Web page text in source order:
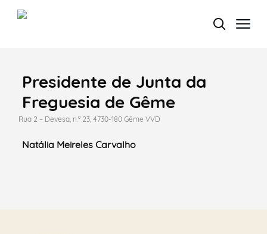
Termo de Pesquisa
Presidente de Junta da
Freguesia de Gême
Rua 2 – Devesa, n.º 23, 4730-180 Gême VVD
Natália Meireles Carvalho